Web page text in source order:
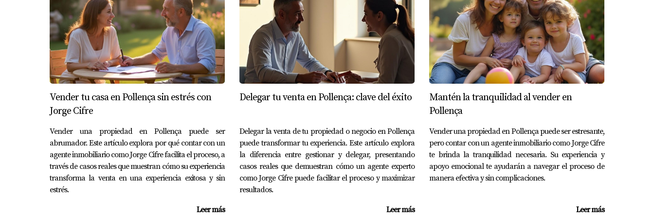
Evitar llamadas y gestiones interminables en Pollença es posible gracias a estrategias simples pero efectivas como la centralización de la comunicación.
Al utilizar herramientas digitales adecuadas y establecer límites claros, puedes transformar tu experiencia diaria y disfrutar más del entorno
maravilloso que ofrece este lugar. Recuerda que cada pequeño cambio puede tener un gran impacto en tu calidad de vida. Si te sientes abrumado por
las gestiones diarias o necesitas ayuda para implementar estas estrategias en tu vida o negocio, no dudes en contactar a Jorge Cifre. Su experiencia
puede ser justo lo que necesitas para simplificar tus procesos.
Preguntas Frecuentes
¿Cuáles son algunas herramientas digitales recomendadas?
Algunas herramientas populares incluyen WhatsApp Business, Slack y Trello, cada una diseñada para facilitar diferentes aspectos de la comunicación.
¿Cómo puedo establecer límites claros sin parecer grosero?
Es importante comunicar tus límites con amabilidad y claridad. Puedes explicar que deseas gestionar mejor tu tiempo y que estarás disponible durante
ciertos horarios.
¿Qué beneficios trae centralizar mi comunicación?
Vender tu casa en Pollença sin estrés con
Jorge Cifre
Vender una propiedad en Pollença puede ser
abrumador. Este artículo explora por qué contar con un
agente inmobiliario como Jorge Cifre facilita el proceso, a
través de casos reales que muestran cómo su experiencia
transforma la venta en una experiencia exitosa y sin
estrés.
Leer más
Delegar tu venta en Pollença: clave del éxito
Delegar la venta de tu propiedad o negocio en Pollença
puede transformar tu experiencia. Este artículo explora
la diferencia entre gestionar y delegar, presentando
casos reales que demuestran cómo un agente experto
como Jorge Cifre puede facilitar el proceso y maximizar
resultados.
Leer más
Mantén la tranquilidad al vender en
Pollença
Vender una propiedad en Pollença puede ser estresante,
pero contar con un agente inmobiliario como Jorge Cifre
te brinda la tranquilidad necesaria. Su experiencia y
apoyo emocional te ayudarán a navegar el proceso de
manera efectiva y sin complicaciones.
Leer más